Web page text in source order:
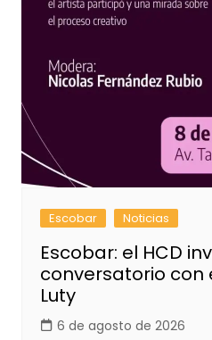
Escobar Noticias
Escobar: el HCD
conversatorio con
Luty
6 de agosto de 2026